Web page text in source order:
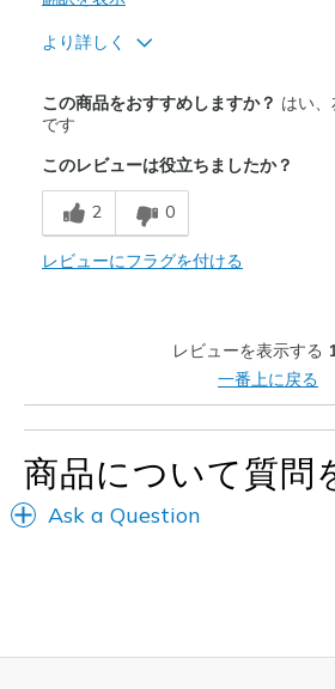
Width
Sizing
より詳しく
Attractive Design
以下に最適
Casual Wear
Special Occasions
I'm Into Shoes
この商品をおすすめしますか？ はい
です
このレビューは役立ちましたか？
2 0
レビューにフラグを付ける
レビューを表示する
一番上に戻る
商品について質問
Ask a Question